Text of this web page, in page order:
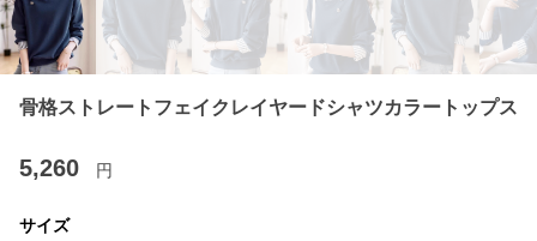
骨格ストレートフェイクレイヤードシャツカラートップス
5,260 円
サイズ